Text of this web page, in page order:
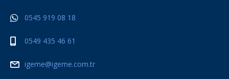
0545 919 08 18
0549 435 46 61
igeme@igeme.com.tr